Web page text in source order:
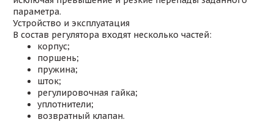
параметра.
Устройство и эксплуатация
В состав регулятора входят несколько частей:
корпус;
поршень;
пружина;
шток;
регулировочная гайка;
уплотнители;
возвратный клапан.